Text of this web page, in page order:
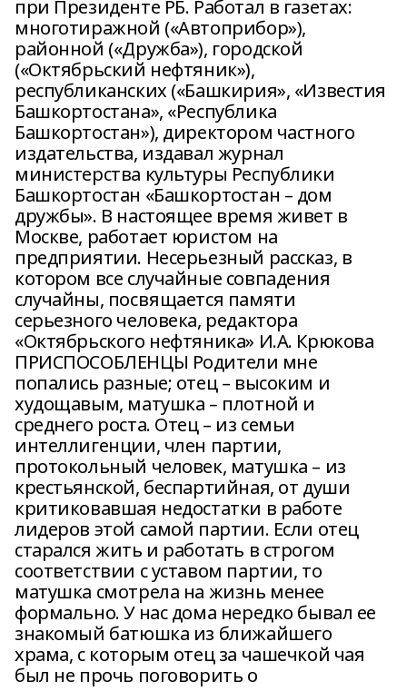
при Президенте РБ. Работал в газетах:
многотиражной («Автоприбор»),
районной («Дружба»), городской
(«Октябрьский нефтяник»),
республиканских («Башкирия», «Известия
Башкортостана», «Республика
Башкортостан»), директором частного
издательства, издавал журнал
министерства культуры Республики
Башкортостан «Башкортостан – дом
дружбы». В настоящее время живет в
Москве, работает юристом на
предприятии. Несерьезный рассказ, в
котором все случайные совпадения
случайны, посвящается памяти
серьезного человека, редактора
«Октябрьского нефтяника» И.А. Крюкова
ПРИСПОСОБЛЕНЦЫ Родители мне
попались разные; отец – высоким и
худощавым, матушка – плотной и
среднего роста. Отец – из семьи
интеллигенции, член партии,
протокольный человек, матушка – из
крестьянской, беспартийная, от души
критиковавшая недостатки в работе
лидеров этой самой партии. Если отец
старался жить и работать в строгом
соответствии с уставом партии, то
матушка смотрела на жизнь менее
формально. У нас дома нередко бывал ее
знакомый батюшка из ближайшего
храма, с которым отец за чашечкой чая
был не прочь поговорить о